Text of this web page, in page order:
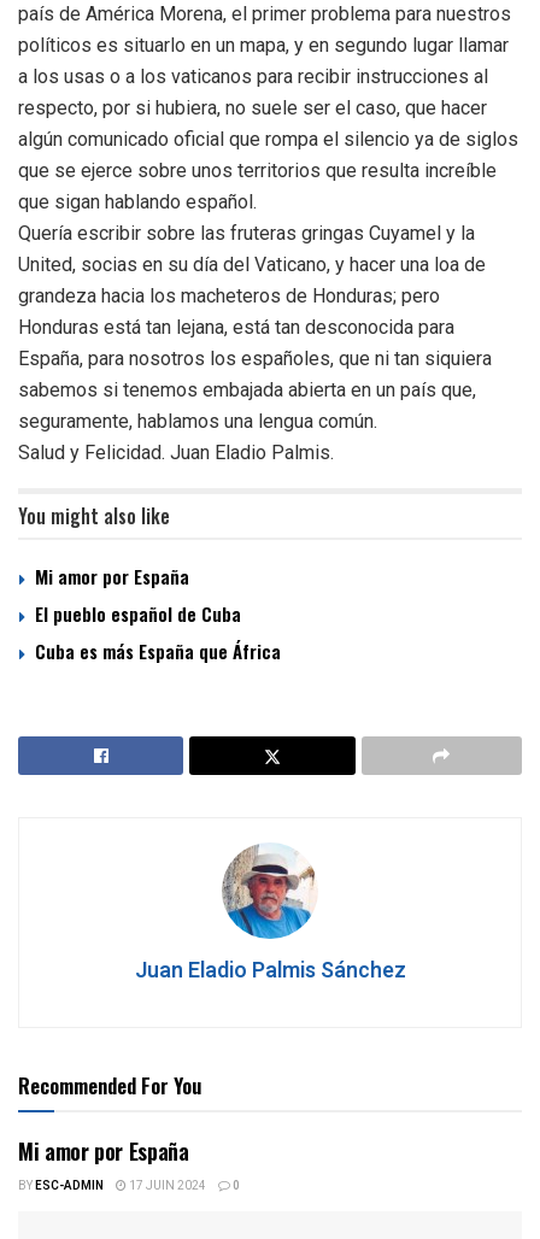
país de América Morena, el primer problema para nuestros
políticos es situarlo en un mapa, y en segundo lugar llamar
a los usas o a los vaticanos para recibir instrucciones al
respecto, por si hubiera, no suele ser el caso, que hacer
algún comunicado oficial que rompa el silencio ya de siglos
que se ejerce sobre unos territorios que resulta increíble
que sigan hablando español.
Quería escribir sobre las fruteras gringas Cuyamel y la
United, socias en su día del Vaticano, y hacer una loa de
grandeza hacia los macheteros de Honduras; pero
Honduras está tan lejana, está tan desconocida para
España, para nosotros los españoles, que ni tan siquiera
sabemos si tenemos embajada abierta en un país que,
seguramente, hablamos una lengua común.
Salud y Felicidad. Juan Eladio Palmis.
You might also like
Mi amor por España
El pueblo español de Cuba
Cuba es más España que África
Juan Eladio Palmis Sánchez
Recommended For You
Mi amor por España
BYESC-ADMIN 17 JUIN 2024 0